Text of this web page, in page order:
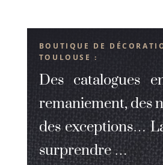
BOUTIQUE DE
TOULOUSE :
Des catalogues
remaniement, des
des exceptions…
surprendre …